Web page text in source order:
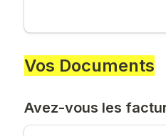
Vos Documents
Avez-vous les